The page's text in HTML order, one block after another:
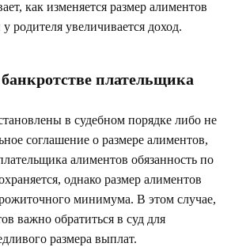
как изменяется размер алиментов
родителя увеличивается доход.
плательщика
в судебном порядке либо не
соглашение о размере алиментов,
алиментов обязанность по
однако размер алиментов
минимума. В этом случае,
важно обратиться в суд для
размера выплат.